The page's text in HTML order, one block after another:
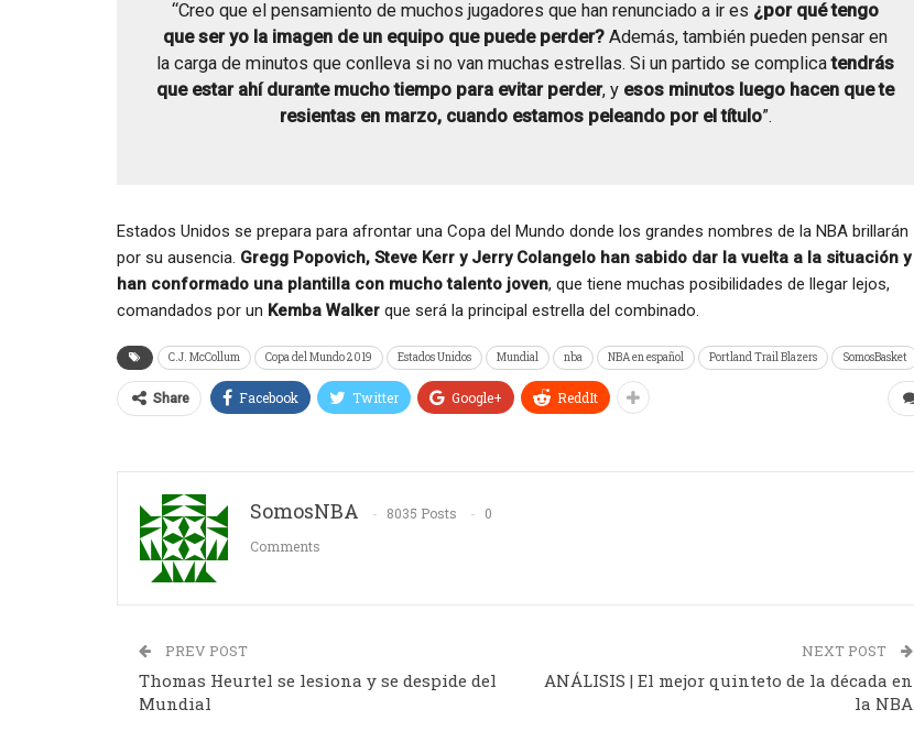
“Creo que el pensamiento de muchos jugadores que han renunciado a ir es ¿por qué tengo
que ser yo la imagen de un equipo que puede perder?Además, también pueden pensar en
la carga de minutos que conlleva si no van muchas estrellas. Si un partido se complicatendrás
que estar ahí durante mucho tiempo para evitar perder, y esos minutos luego hacen que te
resientas en marzo, cuando estamos peleando por el título”.
Estados Unidos se prepara para afrontar una Copa del Mundo donde los grandes nombres de la NBA brillarán
por su ausencia. Gregg Popovich, Steve Kerr y Jerry Colangelo han sabido dar la vuelta a la situación y
han conformado una plantilla con mucho talento joven, que tiene muchas posibilidades de llegar lejos,
comandados por un Kemba Walker que será la principal estrella del combinado.
C.J. McCollum Copa del Mundo 2019 Estados Unidos Mundial nba NBA en español Portland Trail Blazers SomosBasket
Share Facebook Twitter Google+ ReddIt
SomosNBA 8035 Posts
0
Comments
PREV POST
Thomas Heurtel se lesiona y se despide del
Mundial
NEXT POST
ANÁLISIS | El mejor quinteto de la década en
la NBA